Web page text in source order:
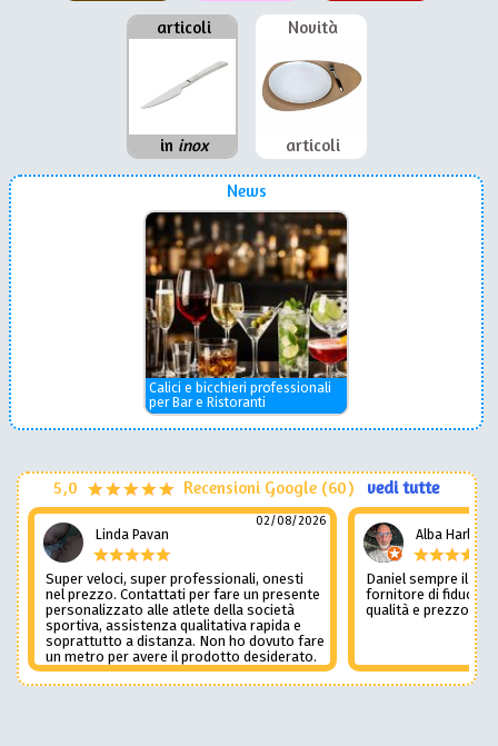
articoli
in inox
Novità
articoli
News
Calici e bicchieri professionali
per Bar e Ristoranti
5,0 Recensioni Google (60) vedi tutte
Linda Pavan
02/08/2026
Super veloci, super professionali, onesti
nel prezzo. Contattati per fare un presente
personalizzato alle atlete della società
sportiva, assistenza qualitativa rapida e
soprattutto a distanza. Non ho dovuto fare
un metro per avere il prodotto desiderato.
Una assistenza del genere è rara e
preziosa. Credo li contatterò ancora in
Alba Harley
Daniel sempre il
fornitore di fiducia
qualità e prezzo